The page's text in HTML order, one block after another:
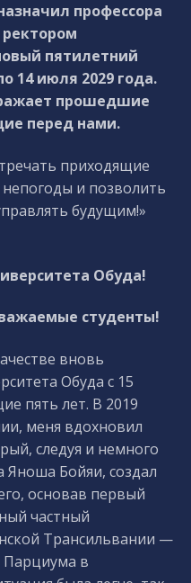
профессора
пятилетний
14 июля 2029 года.
прошедшие
перед нами.
приходящие
и позволить
будущим!»
Обуда!
студенты!
вновь
Обуда с 15
пять лет. В 2019
меня вдохновил
следуя и немного
Яноша Бойяи, создал
основав первый
частный
Трансильвании —
Парциума в